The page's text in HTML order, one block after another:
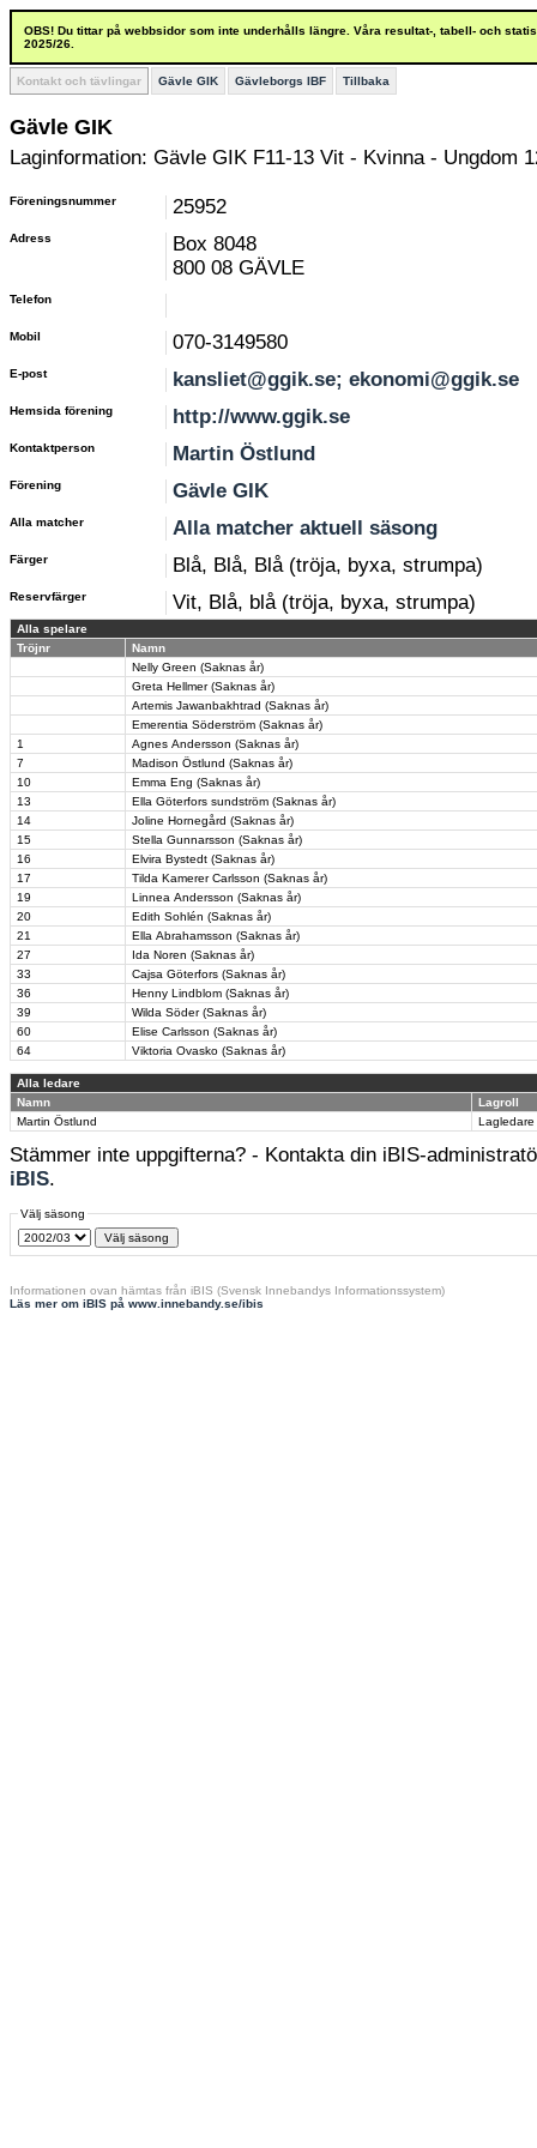
OBS! Du tittar på webbsidor som inte underhålls längre. Våra resultat-, tabell- och
2025/26.
Kontakt och tävlingar Gävle GIK Gävleborgs IBF Tillbaka
Gävle GIK
Laginformation: Gävle GIK F11-13 Vit - Kvinna - Ungdom
Föreningsnummer 25952
Adress
Box 8048
800 08 GÄVLE
Telefon
Mobil 070-3149580
E-post kansliet@ggik.se; ekonomi@ggik.se
Hemsida förening http://www.ggik.se
Kontaktperson Martin Östlund
Förening Gävle GIK
Alla matcher Alla matcher aktuell säsong
Färger Blå, Blå, Blå (tröja, byxa, strumpa)
Reservfärger Vit, Blå, blå (tröja, byxa, strumpa)
Alla spelare
Tröjnr
Namn
Nelly Green (Saknas år)
Greta Hellmer (Saknas år)
Artemis Jawanbakhtrad (Saknas år)
Emerentia Söderström (Saknas år)
1
Agnes Andersson (Saknas år)
7
Madison Östlund (Saknas år)
10
Emma Eng (Saknas år)
13
Ella Göterfors sundström (Saknas år)
14
Joline Hornegård (Saknas år)
15
Stella Gunnarsson (Saknas år)
16
Elvira Bystedt (Saknas år)
17
Tilda Kamerer Carlsson (Saknas år)
19
Linnea Andersson (Saknas år)
20
Edith Sohlén (Saknas år)
21
Ella Abrahamsson (Saknas år)
27
Ida Noren (Saknas år)
33
Cajsa Göterfors (Saknas år)
36
Henny Lindblom (Saknas år)
39
Wilda Söder (Saknas år)
60
Elise Carlsson (Saknas år)
64
Viktoria Ovasko (Saknas år)
Alla ledare
Namn
Lagroll
Martin Östlund
Lagledare
Stämmer inte uppgifterna? - Kontakta din iBIS-
iBIS.
Välj säsong
Informationen ovan hämtas från iBIS (Svensk Innebandys Informationssystem)
Läs mer om iBIS på www.innebandy.se/ibis